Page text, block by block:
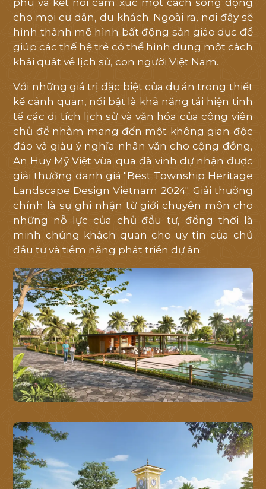
cho mọi cư dân, du khách. Ngoài ra, nơi đây sẽ
hình thành mô hình bất động sản giáo dục để
giúp các thế hệ trẻ có thể hình dung một cách
khái quát về lịch sử, con người Việt Nam.
Với những giá trị đặc biệt của dự án trong thiết
kế cảnh quan, nổi bật là khả năng tái hiện tinh
tế các di tích lịch sử và văn hóa của công viên
chủ đề nhằm mang đến một không gian độc
đáo và giàu ý nghĩa nhân văn cho cộng đồng,
An Huy Mỹ Việt vừa qua đã vinh dự nhận được
giải thưởng danh giá "Best Township Heritage
Landscape Design Vietnam 2024". Giải thưởng
chính là sự ghi nhận từ giới chuyên môn cho
những nỗ lực của chủ đầu tư, đồng thời là
minh chứng khách quan cho uy tín của chủ
đầu tư và tiềm năng phát triển dự án.